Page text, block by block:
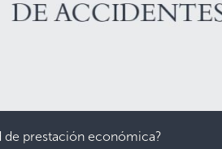
prestación económica?